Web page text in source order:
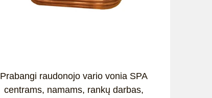
Prabangi raudonojo vario vonia SPA
centrams, namams, rankų darbas,